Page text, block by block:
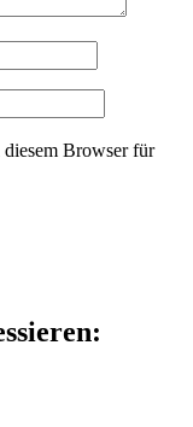
Browser für